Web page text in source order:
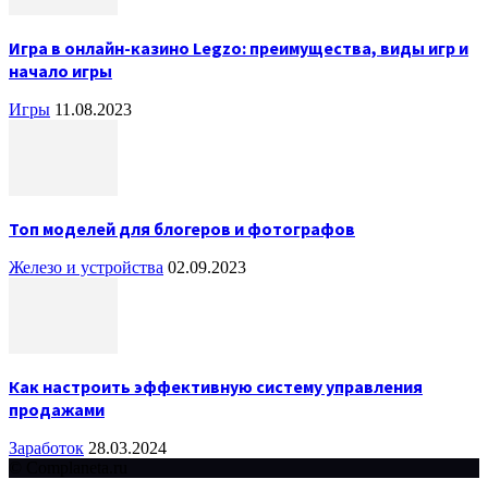
Игра в онлайн-казино Legzo: преимущества, виды игр и
начало игры
Игры 11.08.2023
Топ моделей для блогеров и фотографов
Железо и устройства 02.09.2023
Как настроить эффективную систему управления
продажами
Заработок 28.03.2024